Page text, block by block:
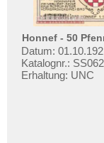
Orte mit V...
Orte mit W...
Orte mit X...
Mehr über...
Privatsphäre
Honnef - 50
Datum:
Katalognr.:
Erhaltung: UNC